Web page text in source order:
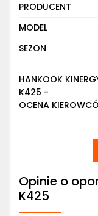
PRODUCENT
MODEL
SEZON
HANKOOK
K425 -
OCENA
Opinie o
K425